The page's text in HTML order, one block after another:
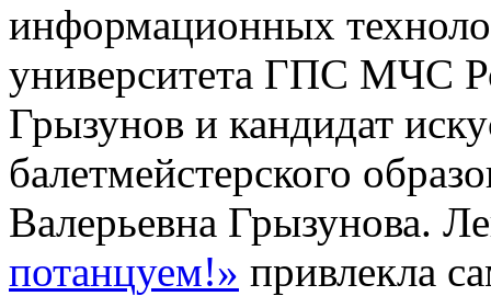
информационных
университета ГПС МЧС
Грызунов и кандидат
балетмейстерского
Валерьевна Грызунова.
потанцуем!» привлекла